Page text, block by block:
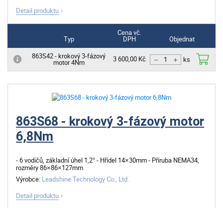
Detail produktu
Typ
Cena vč.
DPH
Objednat
863S42 - krokový 3-fázový
motor 4Nm 3 600,00 Kč ks
863S68 - krokový 3-fázový motor
6,8Nm
- 6 vodičů, základní úhel 1,2° - Hřídel 14×30mm - Příruba NEMA34,
rozměry 86×86×127mm
Výrobce: Leadshine Technology Co., Ltd.
Detail produktu